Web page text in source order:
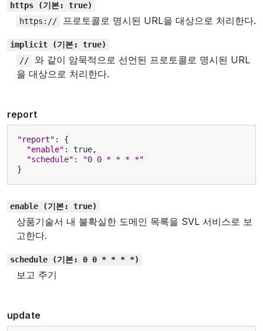
https (기본:
true)
https://
프로토콜로 명시된 URL을 대상으로 처리한다.
implicit (기본:
true)
//
와 같이 암묵적으로 선언된 프로토콜로 명시된 URL
을 대상으로 처리한다.
report
"report" :
{
"enable" : true,
"schedule" :
"0 0 * * * *"
}
enable (기본: true)
상품기술서 내 불확실한 도메인 목록을 SVL 서비스로 보
고한다.
schedule (기본: 0 0 * * * *)
보고 주기
update